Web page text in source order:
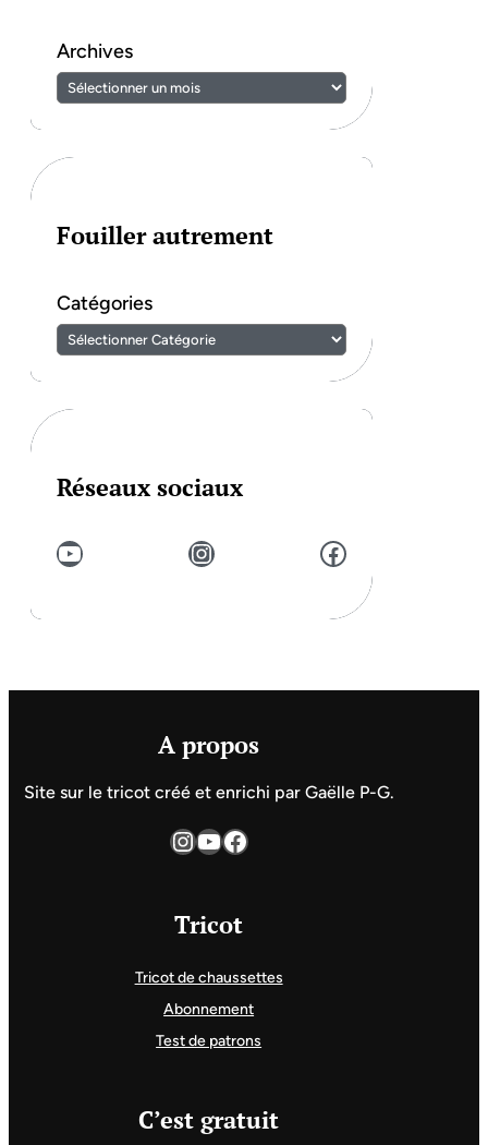
Archives
Fouiller autrement
Catégories
Réseaux sociaux
YouTube Instagram Facebook
A propos
Site sur le tricot créé et enrichi par Gaëlle P-G.
InstagramYouTube Facebook
Tricot
Tricot de chaussettes
Abonnement
Test de patrons
C’est gratuit